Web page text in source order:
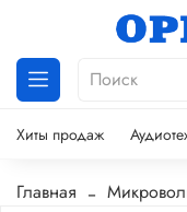
Хиты продаж
Главная